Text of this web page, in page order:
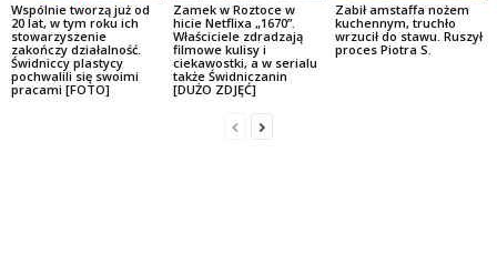
Wspólnie tworzą już od
20 lat, w tym roku ich
stowarzyszenie
zakończy działalność.
Świdniccy plastycy
pochwalili się swoimi
pracami [FOTO]
Zamek w Roztoce w
hicie Netflixa „1670”.
Właściciele zdradzają
filmowe kulisy i
ciekawostki, a w serialu
także Świdniczanin
[DUŻO ZDJĘĆ]
Zabił amstaffa nożem
kuchennym, truchło
wrzucił do stawu. Ruszył
proces Piotra S.